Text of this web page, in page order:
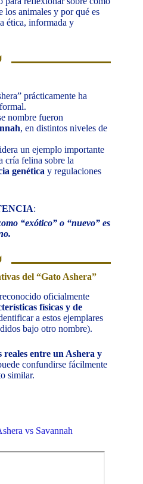
los animales y por qué es
ética, informada y
prácticamente ha
nombre fueron
, en distintos niveles de
un ejemplo importante
cría felina sobre la
genética y regulaciones
:
“exótico” o “nuevo” es
del “Gato Ashera”
oficialmente
físicas y de
a estos ejemplares
bajo otro nombre).
reales entre un Ashera y
confundirse fácilmente
similar.
vs Savannah